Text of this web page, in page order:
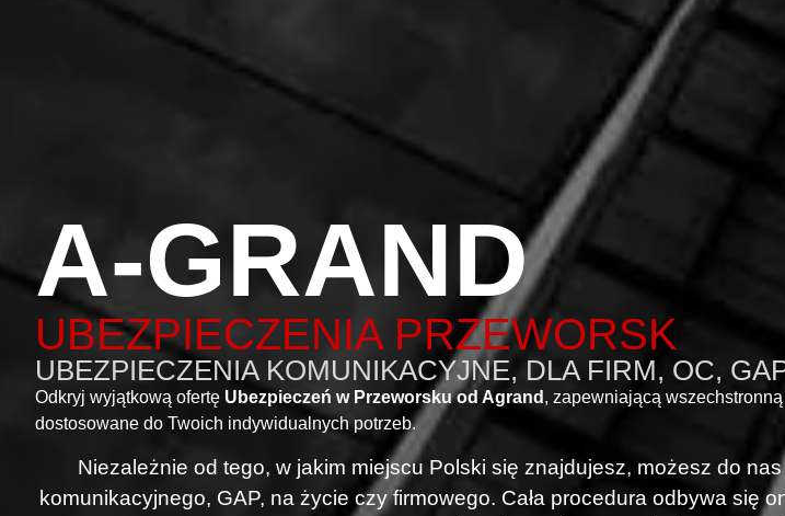
A-GRAND
UBEZPIECZENIA PRZEWORSK
UBEZPIECZENIA KOMUNIKACYJNE, DLA FIRM, OC,
Odkryj wyjątkową ofertę Ubezpieczeń w Przeworsku od Agrand , zapewniającą
dostosowane do Twoich indywidualnych potrzeb.
Niezależnie od tego, w jakim miejscu Polski się znajdujesz, możesz do
komunikacyjnego, GAP, na życie czy firmowego. Cała procedura odbywa